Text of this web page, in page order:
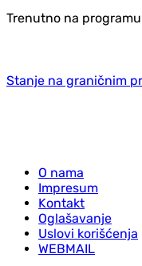
Trenutno na programu
Stanje na graničnim
O nama
Impresum
Kontakt
Oglašavanje
Uslovi korišćenja
WEBMAIL